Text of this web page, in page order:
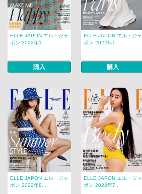
ELLE JAPON エル・ジャ
ポン 2022年1...
購入
ELLE JAPON エル・ジャ
ポン 2022年1...
購入
ELLE JAPON エル・ジャ
ポン 2022年8...
ELLE JAPON エル・ジャ
ポン 2022年7...